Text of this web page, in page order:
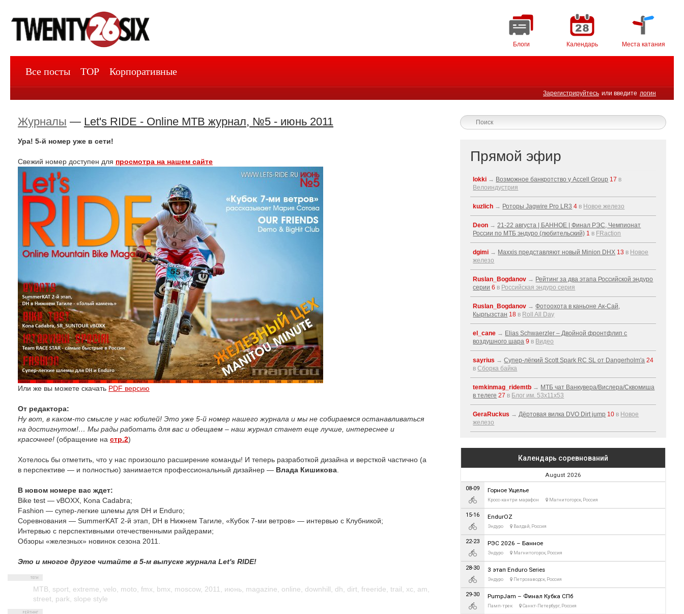
Блоги Календарь Места катания
Зарегистрируйтесь или введите логин
Все посты TOP Корпоративные
Журналы — Let's RIDE - Online MTB журнал, №5 - июнь 2011
Ура! 5-й номер уже в сети!
Свежий номер доступен для просмотра на нашем сайте
Или же вы можете скачать PDF версию
От редактора:
Ну вот, в каком-то смысле у нас юбилей! Это уже 5-й номер нашего журнала и мы не собираемся останавливаться
на достигнутом!… Мы рады работать для вас и обещаем – наш журнал станет еще лучше, интереснее и
красочнее! (обращение на стр.2)
Хотелось бы отметить, что у нас произошло расширение команды! И теперь разработкой дизайна и версткой частично (а
в перспективе — и полностью) занимается профессиональный дизайнер — Влада Кишикова
В новом номере вас ждет:
Bike test — vBOXX, Kona Cadabra;
Fashion — супер-легкие шлемы для DH и Enduro;
Соревнования — SummerKAT 2-й этап, DH в Нижнем Тагиле, «Кубок 7-ми ветров» — интервью с Клубникой;
Интервью с перспективными отечественными райдерами;
Обзоры «железных» новинок сезона 2011.
Это и многое другое читайте в 5-м выпуске журнала Let's RIDE!
MTB sport extreme velo moto fmx bmx moscow, 2011 июнь magazine online downhill dh dirt freeride trail xc am
street park slope style
Прямой эфир
lokki → Возможное банкротство у Accell Group 17 в
Велоиндустрия
kuzlich → Роторы Jagwire Pro LR3 4 в Новое железо
Deon →21-22 августа | БАННОЕ | Финал РЭС, Чемпионат
России по МТБ эндуро (любительский) 1 в FRaction
dgimi → Maxxis представляют новый Minion DHX 13 в Новое
железо
Ruslan_Bogdanov → Рейтинг за два этапа Российской эндуро
серии 6 в Российская эндуро серия
Ruslan_Bogdanov →Фотоохота в каньоне Ак-Cай,
Кыргызстан 18 в Roll All Day
el_cane → Elias Schwaerzler – Двойной фронтфлип с
воздушного шара 9 в Видео
sayrius →Супер-лёгкий Scott Spark RC SL от Dangerholm'a 24
вСборка байка
temkinmag_ridemtb → МТБ чат Ванкувера/Вислера/Сквомиша
в телеге 27 в Блог им. 53x11x53
GeraRuckus →Дёртовая вилка DVO Dirt jump 10 в Новое
железо